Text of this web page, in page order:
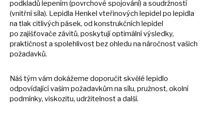
podkladů lepením (povrchové spojování) a soudržností
(vnitřní síla). Lepidla Henkel vteřinových lepidel po lepidla
na tlak citlivých pásek, od konstrukčních lepidel
po zajišťovače závitů, poskytují optimální výsledky,
praktičnosta spolehlivost bez ohledu na náročnost vašich
požadavků.
Náš tým vám dokážeme doporučit skvělé lepidlo
odpovídající vašim požadavkům na sílu, pružnost, okolní
podmínky, viskozitu, udržitelnosta další.